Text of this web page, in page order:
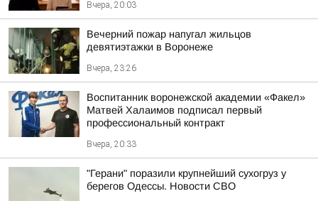
Вчера, 20:03
Вечерний пожар напугал жильцов
девятиэтажки в Воронеже
Вчера, 23:26
Воспитанник воронежской академии «Факел»
Матвей Халаимов подписал первый
профессиональный контракт
Вчера, 20:33
"Герани" поразили крупнейший сухогруз у
берегов Одессы. Новости СВО